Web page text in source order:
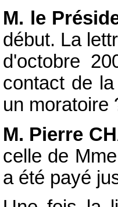
M. le
début. La
d'octobre
contact de
un moratoire
M. Pierre
celle de
a été payé